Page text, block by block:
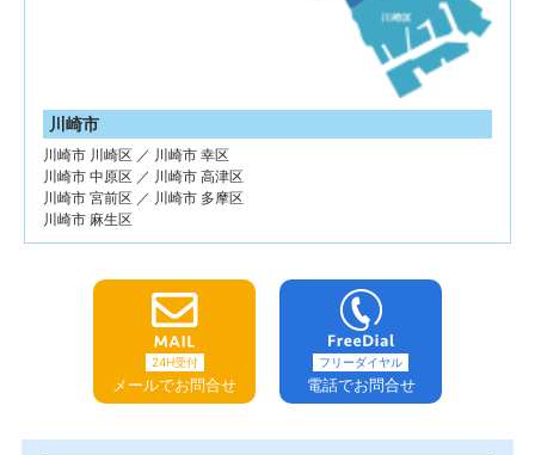
川崎市
川崎市 川崎区 ／ 川崎市 幸区
川崎市 中原区 ／ 川崎市 高津区
川崎市 宮前区 ／ 川崎市 多摩区
川崎市 麻生区
24H受付
メールでお問合せ
フリーダイヤル
電話でお問合せ